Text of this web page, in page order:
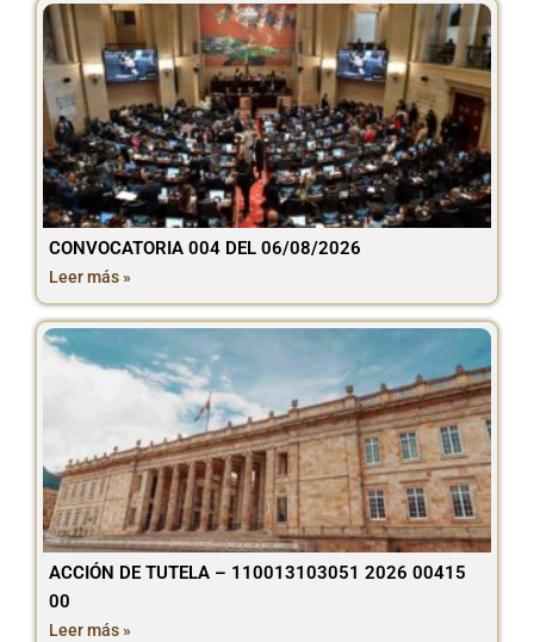
CONVOCATORIA 004 DEL 06/08/2026
Leer más »
ACCIÓN DE TUTELA – 110013103051 2026 00415
00
Leer más »